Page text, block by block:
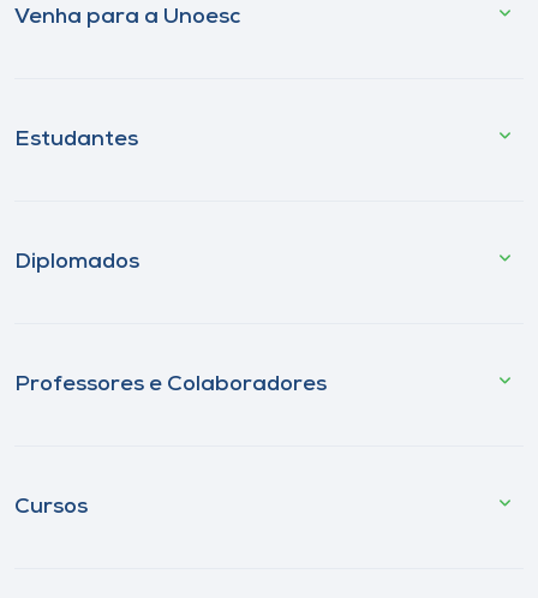
Venha para a Unoesc
Estudantes
Diplomados
Professores e Colaboradores
Cursos